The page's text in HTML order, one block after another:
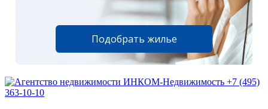
Подобрать жилье
+7 (495)
363-10-10